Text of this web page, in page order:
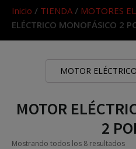
Inicio / TIENDA / MOTORES
ELÉCTRICO MONOFÁSICO 2
MOTOR
MOTOR
2
Mostrando todos los 8 resultados